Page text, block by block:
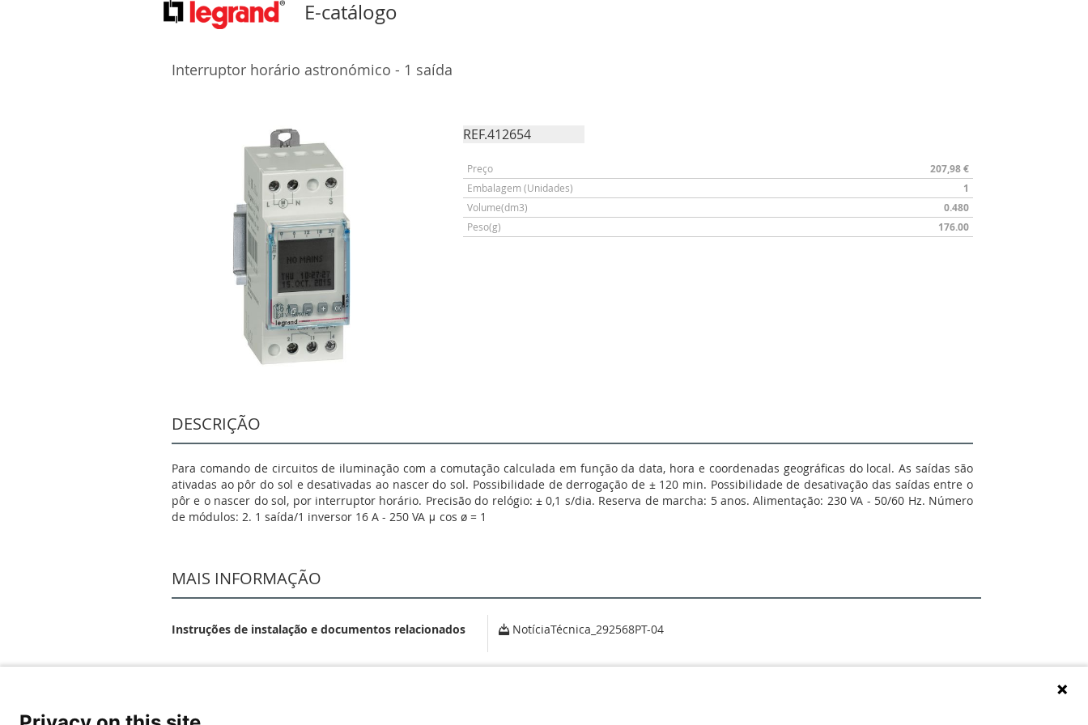
E-catálogo
Interruptor horário astronómico - 1 saída
REF.412654
Preço 207,98 €
Embalagem (Unidades) 1
Volume(dm3) 0.480
Peso(g) 176.00
DESCRIÇÃO
Para comando de circuitos de iluminação com a comutação calculada em função da data, hora e coordenadas geográficas do local. As saídas são
ativadas ao pôr do sol e desativadas ao nascer do sol. Possibilidade de derrogação de ± 120 min. Possibilidade de desativação das saídas entre o
pôr e o nascer do sol, por interruptor horário. Precisão do relógio: ± 0,1 s/dia. Reserva de marcha: 5 anos. Alimentação: 230 VA - 50/60 Hz. Número
de módulos: 2. 1 saída/1 inversor 16 A - 250 VA μ cos ø = 1
MAIS INFORMAÇÃO
Instruções de instalação e documentos relacionados NotíciaTécnica_292568PT-04